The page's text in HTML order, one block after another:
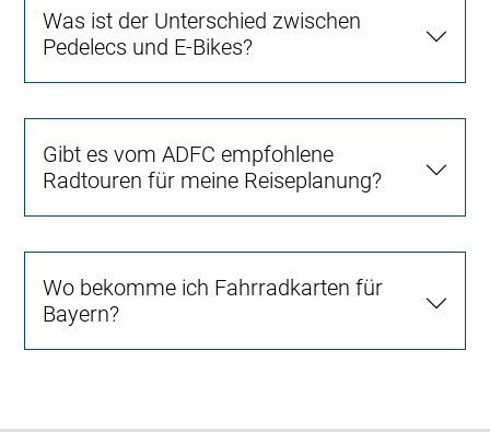
Was ist der Unterschied zwischen
Pedelecs und E-Bikes?
Gibt es vom ADFC empfohlene
Radtouren für meine Reiseplanung?
Wo bekomme ich Fahrradkarten für
Bayern?